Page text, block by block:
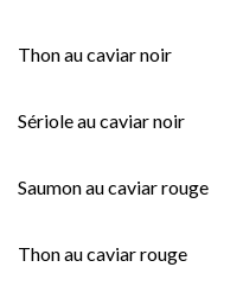
Thon au caviar noir
Sériole au caviar noir
Saumon au caviar rouge
Thon au caviar rouge